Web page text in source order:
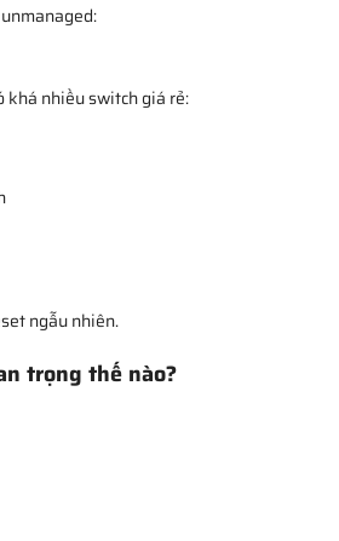
khá nhiều switch giá rẻ:
ngẫu nhiên.
trọng thế nào?